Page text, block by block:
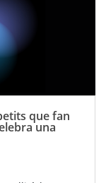
que fan
una